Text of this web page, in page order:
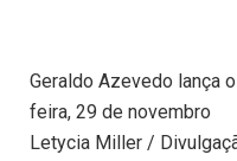
Geraldo Azevedo lança
feira, 29 de novembro
Letycia Miller /